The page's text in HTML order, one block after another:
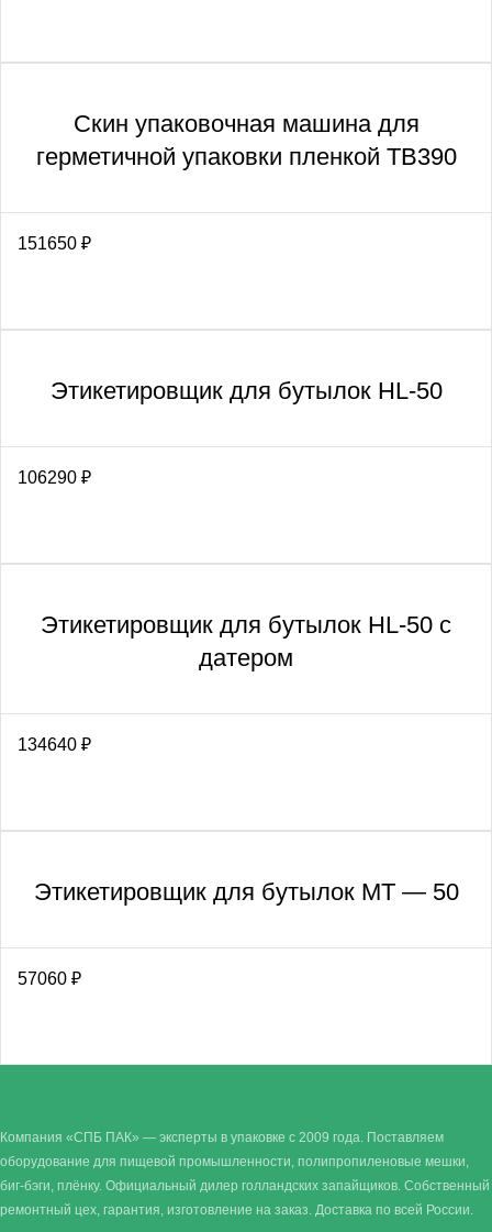
Скин упаковочная машина для
герметичной упаковки пленкой TB390
151650 ₽
Этикетировщик для бутылок HL-50
106290 ₽
Этикетировщик для бутылок HL-50 с
датером
134640 ₽
Этикетировщик для бутылок MT — 50
57060 ₽
Компания «СПБ ПАК» — эксперты в упаковке с 2009 года. Поставляем
оборудование для пищевой промышленности, полипропиленовые мешки,
биг-бэги, плёнку. Официальный дилер голландских запайщиков. Собственный
ремонтный цех, гарантия, изготовление на заказ. Доставка по всей России.